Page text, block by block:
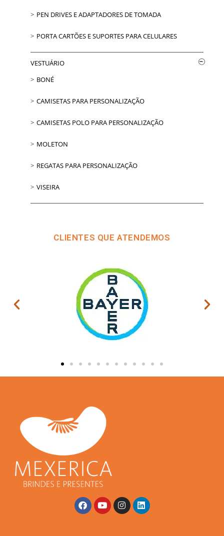
PEN DRIVES E ADAPTADORES DE TOMADA
PORTA CARTÕES E SUPORTES PARA CELULARES
VESTUÁRIO
BONÉ
CAMISETAS PARA PERSONALIZAÇÃO
CAMISETAS POLO PARA PERSONALIZAÇÃO
MOLETON
REGATAS PARA PERSONALIZAÇÃO
VISEIRA
CLIENTES QUE ATENDEMOS